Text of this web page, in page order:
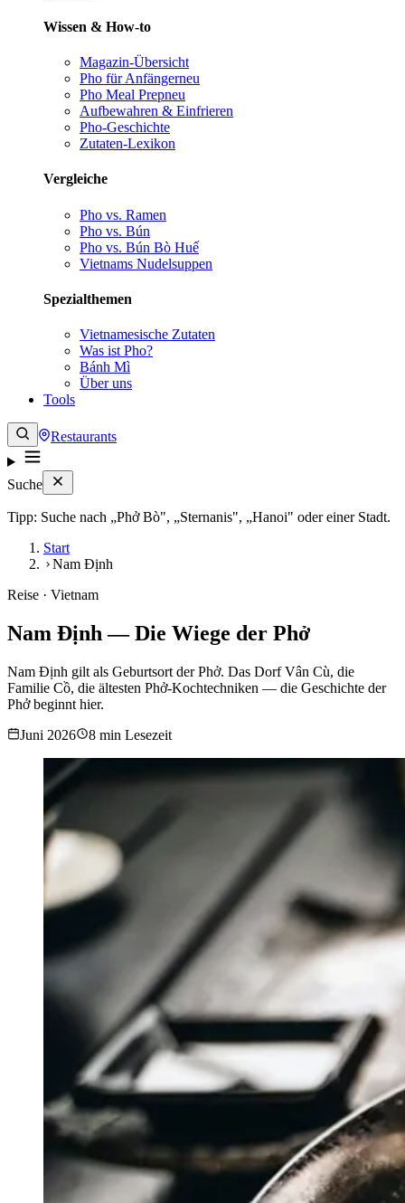
Wissen & How-to
Magazin-Übersicht
Pho für Anfängerneu
Pho Meal Prepneu
Aufbewahren & Einfrieren
Pho-Geschichte
Zutaten-Lexikon
Vergleiche
Pho vs. Ramen
Pho vs. Bún
Pho vs. Bún Bò Huế
Vietnams Nudelsuppen
Spezialthemen
Vietnamesische Zutaten
Was ist Pho?
Bánh Mì
Über uns
Tools
Restaurants
Suche
Tipp: Suche nach „Phở Bò", „Sternanis", „Hanoi" oder einer Stadt.
Start
Nam Định
Reise · Vietnam
Nam Định — Die Wiege der Phở
Nam Định gilt als Geburtsort der Phở. Das Dorf Vân Cù, die
Familie Cồ, die ältesten Phở-Kochtechniken — die Geschichte der
Phở beginnt hier.
Juni 2026
8 min Lesezeit